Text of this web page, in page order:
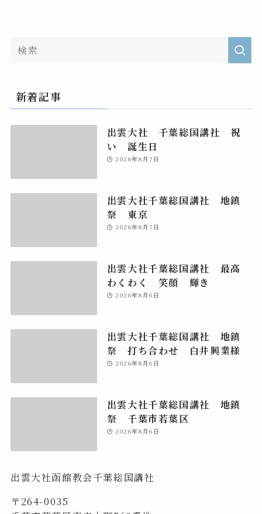
新着記事
出雲大社 千葉総国講社 祝
い 誕生日
2026年8月7日
出雲大社千葉総国講社 地鎮
祭 東京
2026年8月7日
出雲大社千葉総国講社 最高
わくわく 笑顔 輝き
2026年8月6日
出雲大社千葉総国講社 地鎮
祭 打ち合わせ 白井興業様
2026年8月6日
出雲大社千葉総国講社 地鎮
祭 千葉市若葉区
2026年8月6日
出雲大社函館教会千葉総国講社
〒264-0035